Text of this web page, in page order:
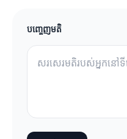
បញ្ចេញមតិ